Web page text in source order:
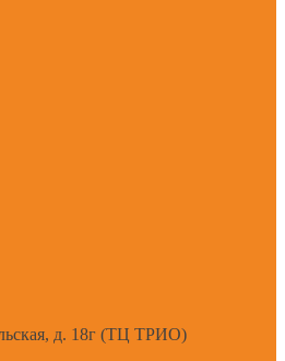
д. 18г (ТЦ ТРИО)